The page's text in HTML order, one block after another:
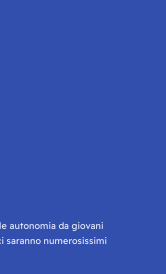
autonomia da giovani
numerosissimi